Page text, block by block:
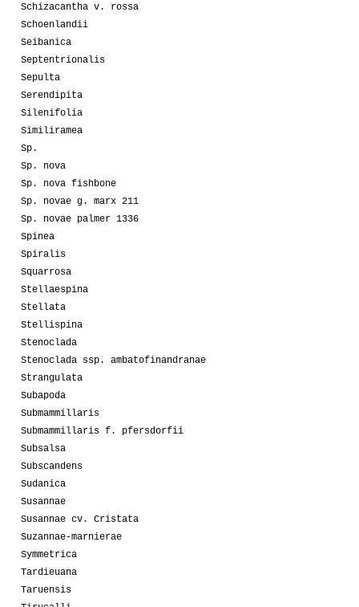
Schizacantha v. rossa
Schoenlandii
Seibanica
Septentrionalis
Sepulta
Serendipita
Silenifolia
Similiramea
Sp.
Sp. nova
Sp. nova fishbone
Sp. novae g. marx 211
Sp. novae palmer 1336
Spinea
Spiralis
Squarrosa
Stellaespina
Stellata
Stellispina
Stenoclada
Stenoclada ssp. ambatofinandranae
Strangulata
Subapoda
Submammillaris
Submammillaris f. pfersdorfii
Subsalsa
Subscandens
Sudanica
Susannae
Susannae cv. Cristata
Suzannae-marnierae
Symmetrica
Tardieuana
Taruensis